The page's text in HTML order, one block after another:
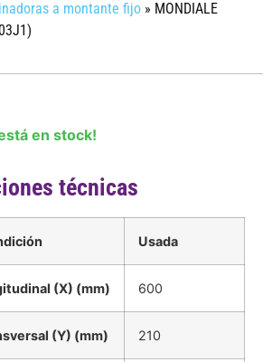
a montante fijo » MONDIALE
en stock!
técnicas
Usada
(X) (mm) 600
(Y) (mm) 210